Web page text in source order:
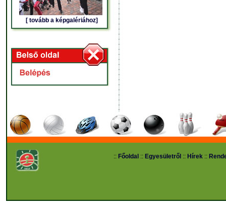
[ tovább a képgalériához]
:: Főoldal :: Egyesületről :: Hírek ::